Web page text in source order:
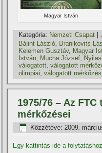
Magyar István
Kategória: Nemzeti Csapat |
Bálint László, Branikovits
Kelemen Gusztáv, Magyar
István, Mucha József,
válogatott,válogatott
olimpiai ,válogatott
1975/76 – Az
mérkőzései
Közzétéve: 2009.
Egy kattintás ide a